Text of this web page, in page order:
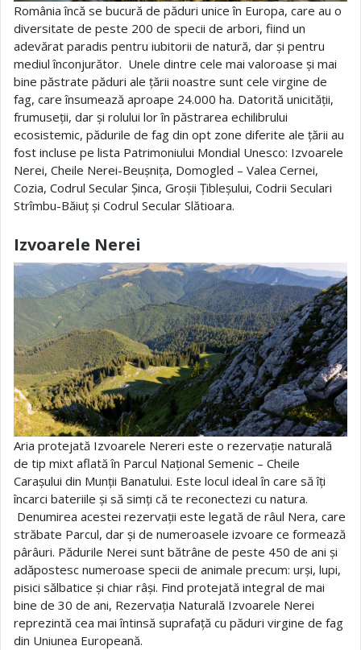
România încă se bucură de păduri unice în Europa, care au o
diversitate de peste 200 de specii de arbori, fiind un
adevărat paradis pentru iubitorii de natură, dar și pentru
mediul înconjurător. Unele dintre cele mai valoroase și mai
bine păstrate păduri ale țării noastre sunt cele virgine de
fag, care însumează aproape 24.000 ha. Datorită unicității,
frumuseții, dar și rolului lor în păstrarea echilibrului
ecosistemic, pădurile de fag din opt zone diferite ale țării au
fost incluse pe lista Patrimoniului Mondial Unesco: Izvoarele
Nerei, Cheile Nerei-Beușnița, Domogled – Valea Cernei,
Cozia, Codrul Secular Șinca, Groșii Țibleșului, Codrii Seculari
Strîmbu-Băiuț și Codrul Secular Slătioara.
Izvoarele Nerei
Aria protejată Izvoarele Nereri este o rezervație naturală
de tip mixt aflată în Parcul Național Semenic – Cheile
Carașului din Munții Banatului. Este locul ideal în care să îți
încarci bateriile și să simți că te reconectezi cu natura.
Denumirea acestei rezervații este legată de râul Nera, care
străbate Parcul, dar și de numeroasele izvoare ce formează
pârâuri. Pădurile Nerei sunt bătrâne de peste 450 de ani și
adăpostesc numeroase specii de animale precum: urși, lupi,
pisici sălbatice și chiar râși. Find protejată integral de mai
bine de 30 de ani, Rezervația Naturală Izvoarele Nerei
reprezintă cea mai întinsă suprafață cu păduri virgine de fag
din Uniunea Europeană.